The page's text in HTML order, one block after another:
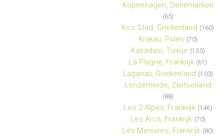
Kopenhagen, Denemarken
(65)
Kos Stad, Griekenland (160)
Krakau, Polen (70)
Kusadasi, Turkije (155)
La Plagne, Frankrijk (61)
Laganas, Griekenland (103)
Lenzerheide, Zwitserland
(88)
Les 2 Alpes, Frankrijk (146)
Les Arcs, Frankrijk (70)
Les Menuires, Frankrijk (80)